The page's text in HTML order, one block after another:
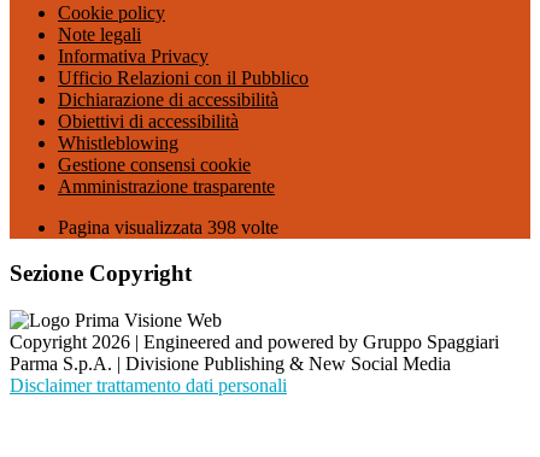
Cookie policy
Note legali
Informativa Privacy
Ufficio Relazioni con il Pubblico
Dichiarazione di accessibilità
Obiettivi di accessibilità
Whistleblowing
Gestione consensi cookie
Amministrazione trasparente
Pagina visualizzata 398 volte
Sezione Copyright
Copyright 2026 | Engineered and powered by Gruppo Spaggiari
Parma S.p.A. | Divisione Publishing & New Social Media
Disclaimer trattamento dati personali